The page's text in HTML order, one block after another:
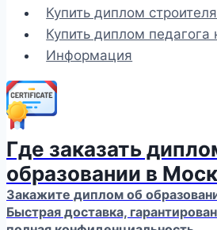
Купить диплом
Купить диплом педагога
Информация
Где заказать
образовании в
Закажите диплом об
Быстрая доставка,